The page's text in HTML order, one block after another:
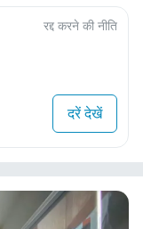
रद्द करने की नीति
दरें देखें